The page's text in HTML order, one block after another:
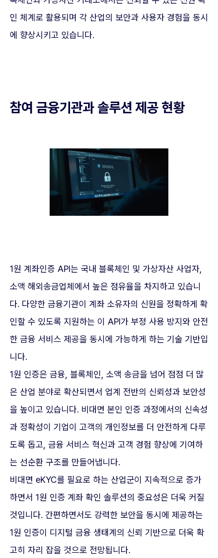
인 체계로 활용되며 각 산업의 보안과 사용자 경험을 동시
에 향상시키고 있습니다.
참여 금융기관과 솔루션 제공 현황
1원 계좌인증 API는 국내 블록체인 및 가상자산 사업자,
소액 해외송금업체에서 높은 점유율을 차지하고 있습니
다. 다양한 금융기관이 계좌 소유자의 신원을 정확하게 확
인할 수 있도록 지원하는 이 API가 부정 사용 방지와 안전
한 금융 서비스 제공을 동시에 가능하게 하는 기술 기반입
니다.
1원 인증은 금융, 블록체인, 소액 송금을 넘어 점점 더 많
은 산업 분야로 확산되면서 업계 전반의 신뢰성과 보안성
을 높이고 있습니다. 비대면 본인 인증 과정에서의 신속성
과 정확성이 기업이 고객의 개인정보를 더 안전하게 다루
도록 돕고, 금융 서비스 혁신과 고객 경험 향상에 기여하
는 선순환 구조를 만들어냅니다.
비대면 eKYC를 필요로 하는 산업군이 지속적으로 증가
하면서 1원 인증 계좌 확인 솔루션의 중요성은 더욱 커질
것입니다. 간편하면서도 강력한 보안을 동시에 제공하는
1원 인증이 디지털 금융 생태계의 신뢰 기반으로 더욱 확
고히 자리 잡을 것으로 전망됩니다.